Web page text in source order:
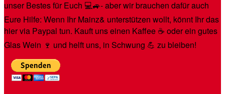
unser Bestes für Euch 💻🚙- aber wir brauchen dafür auch
Eure Hilfe: Wenn Ihr Mainz& unterstützen wollt, könnt Ihr das
hier via Paypal tun. Kauft uns einen Kaffee ☕️ oder ein gutes
Glas Wein 🍷 und helft uns, in Schwung 💪 zu bleiben!